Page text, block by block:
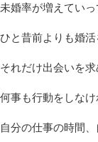
未婚率が増えてい
ひと昔前よりも婚活
それだけ出会いを
何事も行動をしな
自分の仕事の時間